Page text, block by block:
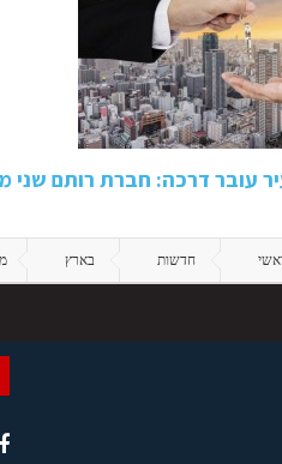
עובר דרכה: חברת רותם
חדשות בארץ